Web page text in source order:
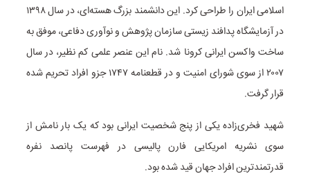
اسلامی ایران را طراحی کرد. این دانشمند بزرگ هسته‌ای، در سال ۱۳۹۸
در آزمایشگاه پدافند زیستی سازمان پژوهش و نوآوری دفاعی، موفق به
ساخت واکسن ایرانی کرونا شد. نام این عنصر علمی کم نظیر، در سال
۲۰۰۷ از سوی شورای امنیت و در قطعنامه ۱۷۴۷ جزو افراد تحریم شده
قرار گرفت.
شهید فخری‌زاده یکی از پنج شخصیت ایرانی بود که یک بار نامش از
سوی نشریه امریکایی فارن پالیسی در فهرست پانصد نفره
قدرتمندترین افراد جهان قید شده بود.